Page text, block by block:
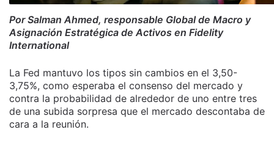
Por Salman Ahmed, responsable Global de Macro y
Asignación Estratégica de Activos en Fidelity
International
La Fed mantuvo los tipos sin cambios en el 3,50-
3,75%, como esperaba el consenso del mercado y
contra la probabilidad de alrededor de uno entre tres
de una subida sorpresa que el mercado descontaba de
cara a la reunión.